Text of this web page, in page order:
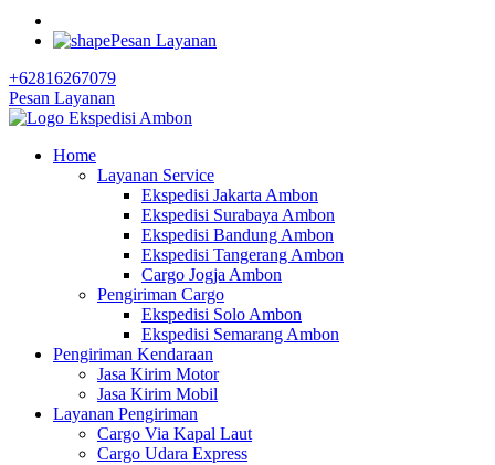
Pesan Layanan
+62816267079
Pesan Layanan
Home
Layanan Service
Ekspedisi Jakarta Ambon
Ekspedisi Surabaya Ambon
Ekspedisi Bandung Ambon
Ekspedisi Tangerang Ambon
Cargo Jogja Ambon
Pengiriman Cargo
Ekspedisi Solo Ambon
Ekspedisi Semarang Ambon
Pengiriman Kendaraan
Jasa Kirim Motor
Jasa Kirim Mobil
Layanan Pengiriman
Cargo Via Kapal Laut
Cargo Udara Express